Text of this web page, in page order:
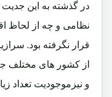
در گذشته به این جدیت
نظامی و چه از لحاظ
قرار نگرفته بود.
از کشور های مختلف
و نیزموجودیت تعداد